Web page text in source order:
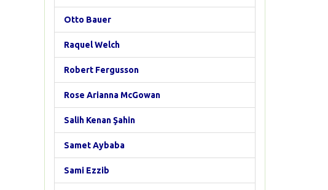
Otto Bauer
Raquel Welch
Robert Fergusson
Rose Arianna McGowan
Salih Kenan Şahin
Samet Aybaba
Sami Ezzib